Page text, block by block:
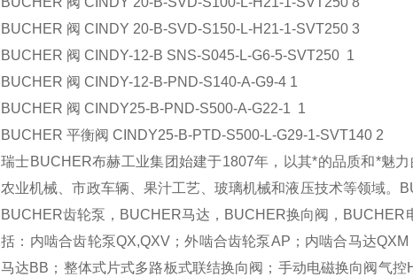
BUCHER 阀 CINDY 20-B-SVD-S150-L-H21-1-SVT250 3
BUCHER 阀 CINDY-12-B SNS-S045-L-G6-5-SVT250 1
BUCHER 阀 CINDY-12-B-PND-S140-A-G9-4 1
BUCHER 阀 CINDY25-B-PND-S500-A-G22-1 1
BUCHER 平衡阀 CINDY25-B-PTD-S500-L-G29-1-SVT140 2
瑞士BUCHER布赫工业集团始建于1807年，以其*的品质和*魅
农业机械、市政车辆、果汁工艺、玻璃机械和液压技术等领域。
BUCHER齿轮泵，BUCHER马达，BUCHER换向阀，
括：内啮合齿轮泵QX,QXV；外啮合齿轮泵AP；内啮合马达
马达BB；整体式片式多路板式联结换向阀；手动电磁换向阀气